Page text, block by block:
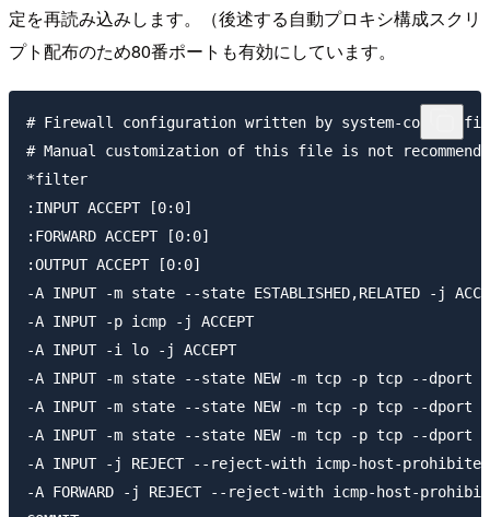
定を再読み込みします。（後述する自動プロキシ構成スクリ
プト配布のため80番ポートも有効にしています。
# Firewall configuration written by system-config-
# Manual customization of this file is not
*filter
:INPUT ACCEPT [0:0]
:FORWARD ACCEPT [0:0]
:OUTPUT ACCEPT [0:0]
-A INPUT -m state --state ESTABLISHED,RELATED -j
-A INPUT -p icmp -j ACCEPT
-A INPUT -i lo -j ACCEPT
-A INPUT -m state --state NEW -m tcp -p tcp --dport
-A INPUT -m state --state NEW -m tcp -p tcp --dport
-A INPUT -m state --state NEW -m tcp -p tcp --dport
-A INPUT -j REJECT --reject-with icmp-host-prohibited
-A FORWARD -j REJECT --reject-with icmp-host-